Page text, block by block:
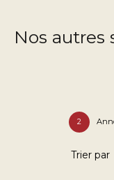
Nos autres
2
Trier par